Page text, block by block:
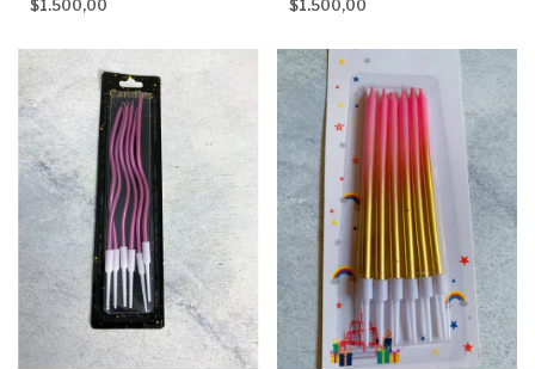
$1.500,00
$1.500,00